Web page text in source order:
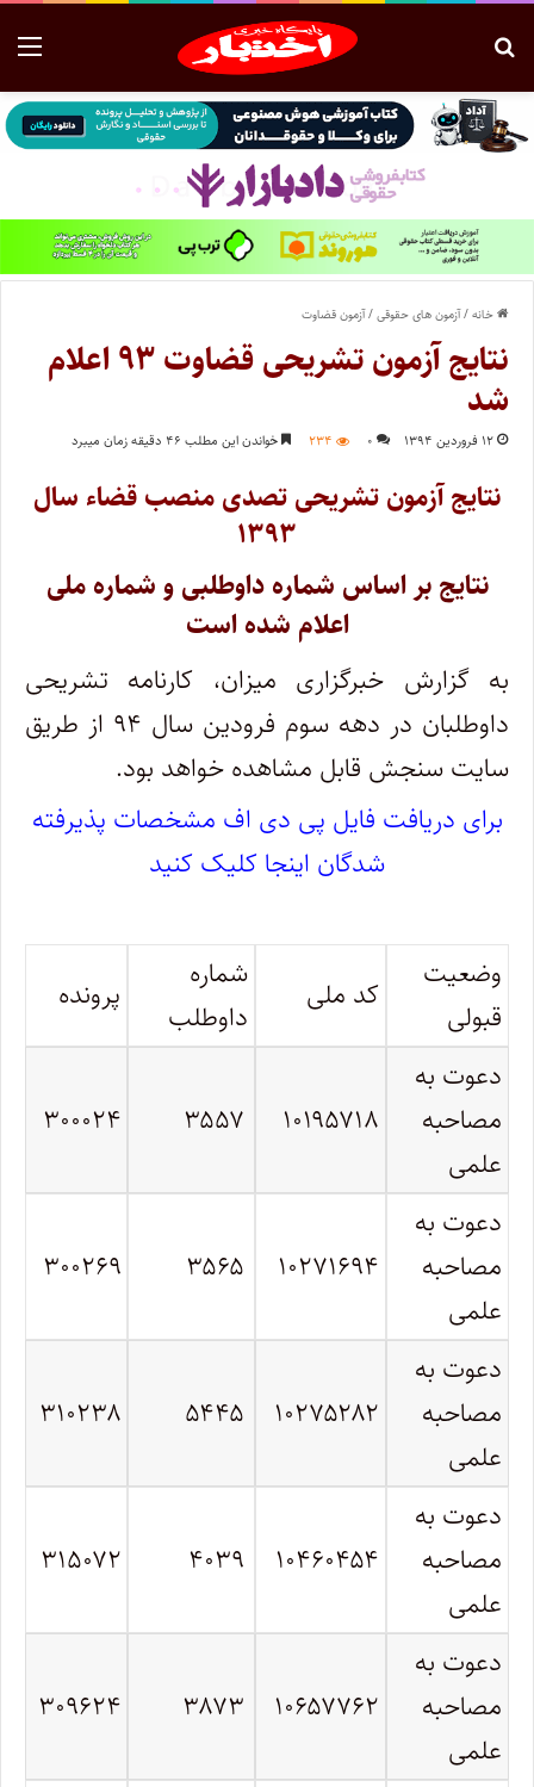
خانه/آزمون های حقوقی/آزمون قضاوت
نتایج آزمون تشریحی قضاوت ۹۳ اعلام
شد
۱۲ فروردین ۱۳۹۴ ۰ ۲۳۴ خواندن این مطلب ۴۶ دقیقه زمان میبرد
نتایج آزمون تشریحی تصدی منصب قضاء سال
۱۳۹۳
نتایج بر اساس شماره داوطلبی و شماره ملی
اعلام شده است
به گزارش خبرگزاری میزان، کارنامه تشریحی
داوطلبان در دهه سوم فرودین سال ۹۴ از طریق
سایت سنجش قابل مشاهده خواهد بود.
برای دریافت فایل پی دی اف مشخصات پذیرفته
شدگان اینجا کلیک کنید
وضعیت
قبولی
کد ملی
شماره
داوطلب
پرونده
دعوت به
مصاحبه
علمی
۱۰۱۹۵۷۱۸ ۳۵۵۷ ۳۰۰۰۲۴
دعوت به
مصاحبه
علمی
۱۰۲۷۱۶۹۴ ۳۵۶۵ ۳۰۰۲۶۹
دعوت به
مصاحبه
علمی
۱۰۲۷۵۲۸۲ ۵۴۴۵ ۳۱۰۲۳۸
دعوت به
مصاحبه
علمی
۱۰۴۶۰۴۵۴ ۴۰۳۹ ۳۱۵۰۷۲
دعوت به
مصاحبه
علمی
۱۰۶۵۷۷۶۲ ۳۸۷۳ ۳۰۹۶۲۴